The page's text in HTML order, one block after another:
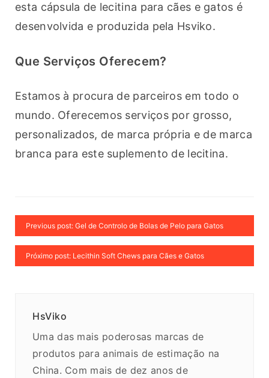
esta cápsula de lecitina para cães e gatos é
desenvolvida e produzida pela Hsviko.
Que Serviços Oferecem?
Estamos à procura de parceiros em todo o
mundo. Oferecemos serviços por grosso,
personalizados, de marca própria e de marca
branca para este suplemento de lecitina.
Previous post: Gel de Controlo de Bolas de Pelo para Gatos
Próximo post: Lecithin Soft Chews para Cães e Gatos
HsViko
Uma das mais poderosas marcas de
produtos para animais de estimação na
China. Com mais de dez anos de